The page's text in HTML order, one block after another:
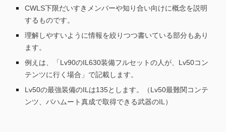
CWLS下限だいすきメンバーや知り合い向けに概念を説明
するものです。
理解しやすいように情報を絞りつつ書いている部分もあり
ます。
例えは、「Lv90のIL630装備フルセットの人が、Lv50コン
テンツに行く場合」で記載します。
Lv50の最強装備のILは135とします。（Lv50最難関コンテ
ンツ、バハムート真成で取得できる武器のIL）